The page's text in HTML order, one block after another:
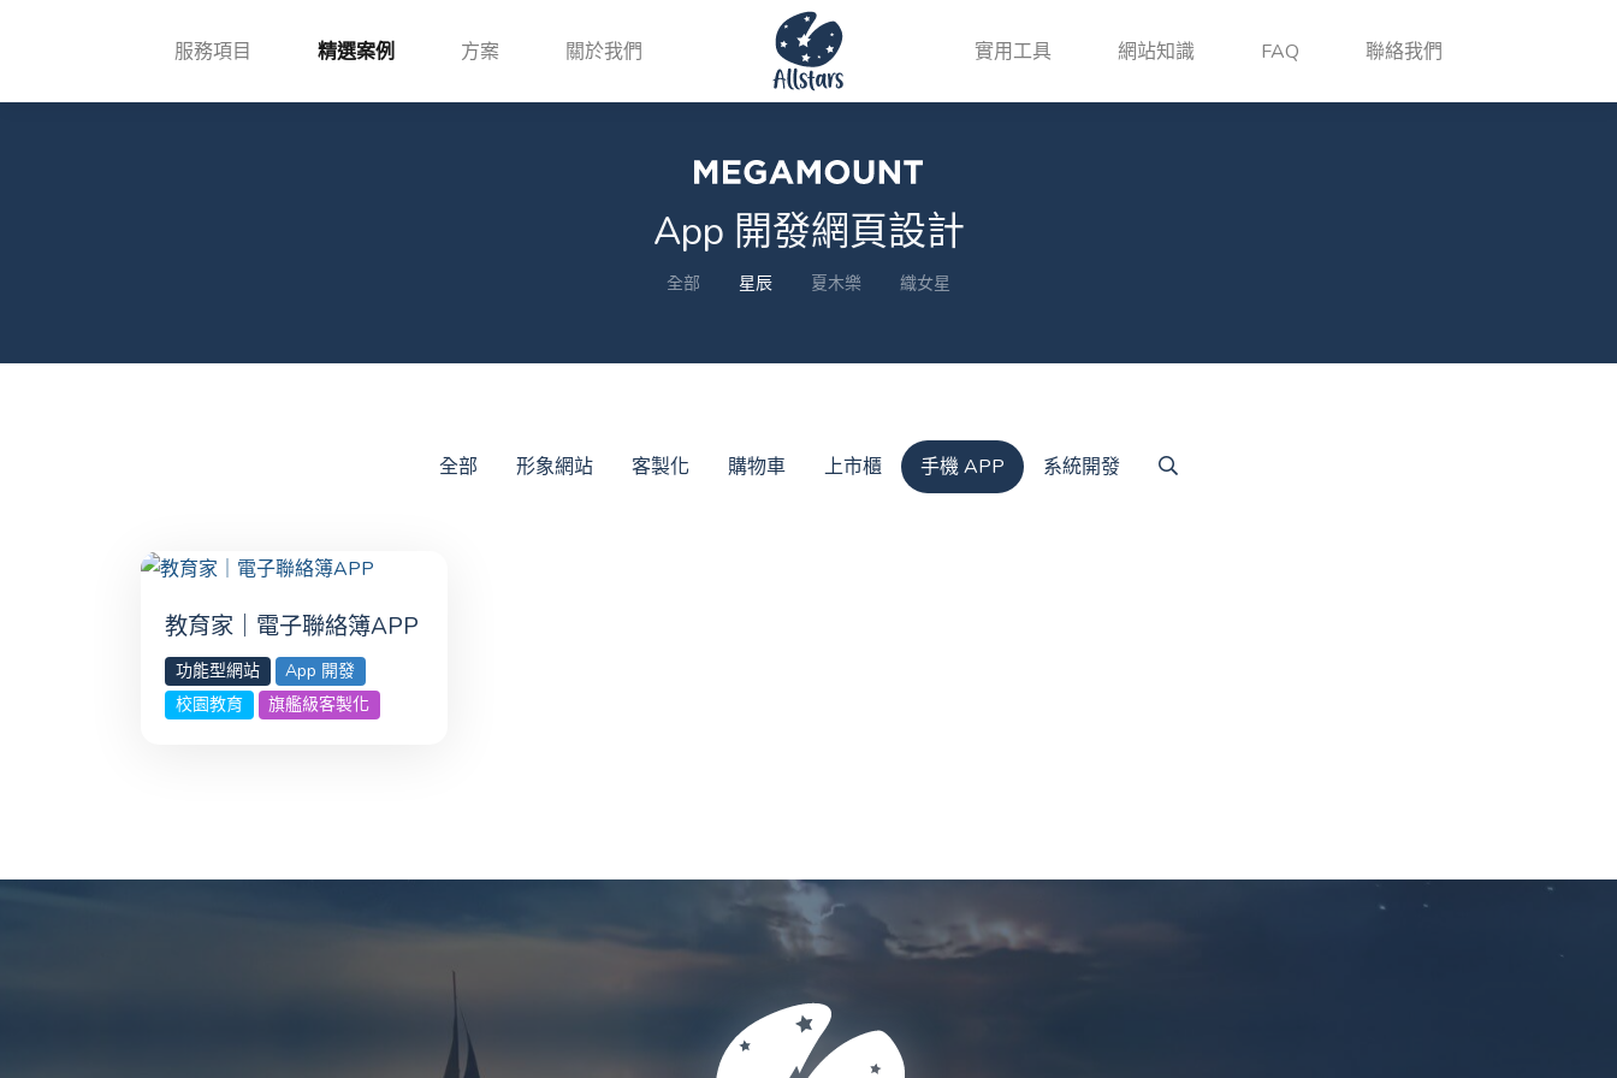
服務項目 精選案例 方案 關於我們 實用工具 網站知識 FAQ 聯絡我們
App 開發網頁設計
全部 星辰 夏木樂 織女星
全部 形象網站 客製化 購物車 上市櫃 手機 APP 系統開發
教育家｜電子聯絡簿APP
功能型網站
App 開發
校園教育
旗艦級客製化